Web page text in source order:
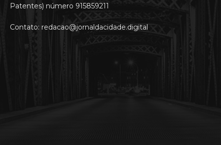
Patentes) número 915859211
Contato: redacao@jornaldacidade.digital